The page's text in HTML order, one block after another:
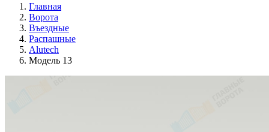
Главная
Ворота
Въездные
Распашные
Alutech
Модель 13